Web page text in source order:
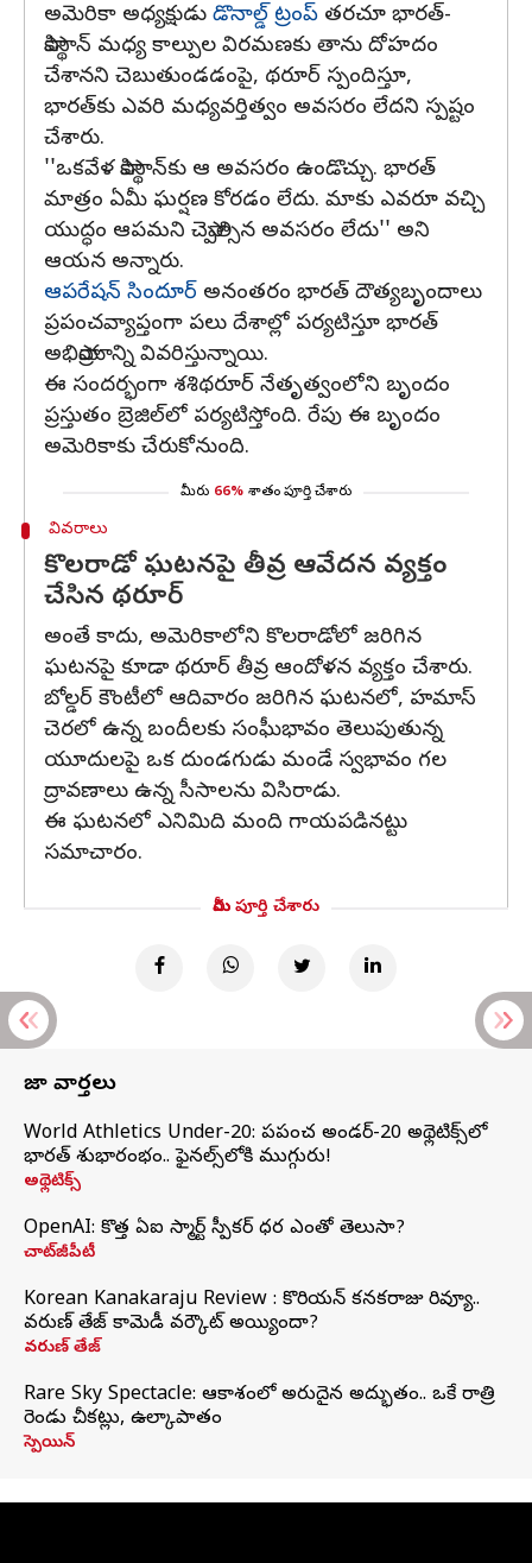
అమెరికా అధ్యక్షుడు డొనాల్డ్‌ ట్రంప్ తరచూ భారత్‌-
పాకిస్థాన్‌ మధ్య కాల్పుల విరమణకు తాను దోహదం
చేశానని చెబుతుండడంపై, థరూర్‌ స్పందిస్తూ,
భారత్‌కు ఎవరి మధ్యవర్తిత్వం అవసరం లేదని స్పష్టం
చేశారు.
''ఒకవేళ పాకిస్థాన్‌కు ఆ అవసరం ఉండొచ్చు. భారత్‌
మాత్రం ఏమీ ఘర్షణ కోరడం లేదు. మాకు ఎవరూ వచ్చి
యుద్ధం ఆపమని చెప్పాల్సిన అవసరం లేదు'' అని
ఆయన అన్నారు.
ఆపరేషన్‌ సిందూర్ అనంతరం భారత్‌ దౌత్యబృందాలు
ప్రపంచవ్యాప్తంగా పలు దేశాల్లో పర్యటిస్తూ భారత్‌
అభిప్రాయాన్ని వివరిస్తున్నాయి.
ఈ సందర్భంగా శశిథరూర్ నేతృత్వంలోని బృందం
ప్రస్తుతం బ్రెజిల్‌లో పర్యటిస్తోంది. రేపు ఈ బృందం
అమెరికాకు చేరుకోనుంది.
మీరు 66% శాతం పూర్తి చేశారు
వివరాలు
కొలరాడో ఘటనపై తీవ్ర ఆవేదన వ్యక్తం
చేసిన థరూర్‌
అంతే కాదు, అమెరికాలోని కొలరాడోలో జరిగిన
ఘటనపై కూడా థరూర్‌ తీవ్ర ఆందోళన వ్యక్తం చేశారు.
బోల్డర్‌ కౌంటీలో ఆదివారం జరిగిన ఘటనలో, హమాస్
చెరలో ఉన్న బందీలకు సంఘీభావం తెలుపుతున్న
యూదులపై ఒక దుండగుడు మండే స్వభావం గల
ద్రావణాలు ఉన్న సీసాలను విసిరాడు.
ఈ ఘటనలో ఎనిమిది మంది గాయపడినట్టు
సమాచారం.
మీరు పూర్తి చేశారు
తాజా వార్తలు
World Athletics Under-20: ప్రపంచ అండర్-20 అథ్లెటిక్స్‌లో
భారత్‌ శుభారంభం.. ఫైనల్స్‌లోకి ముగ్గురు!
అథ్లెటిక్స్
OpenAI: కొత్త ఏఐ స్మార్ట్ స్పీకర్ ధర ఎంతో తెలుసా?
చాట్‌జీపీటీ
Korean Kanakaraju Review : కొరియన్ కనకరాజు రివ్యూ..
వరుణ్ తేజ్ కామెడీ వర్కౌట్ అయ్యిందా?
వరుణ్ తేజ్
Rare Sky Spectacle: ఆకాశంలో అరుదైన అద్భుతం.. ఒకే రాత్రి
రెండు చీకట్లు, ఉల్కాపాతం
స్పెయిన్